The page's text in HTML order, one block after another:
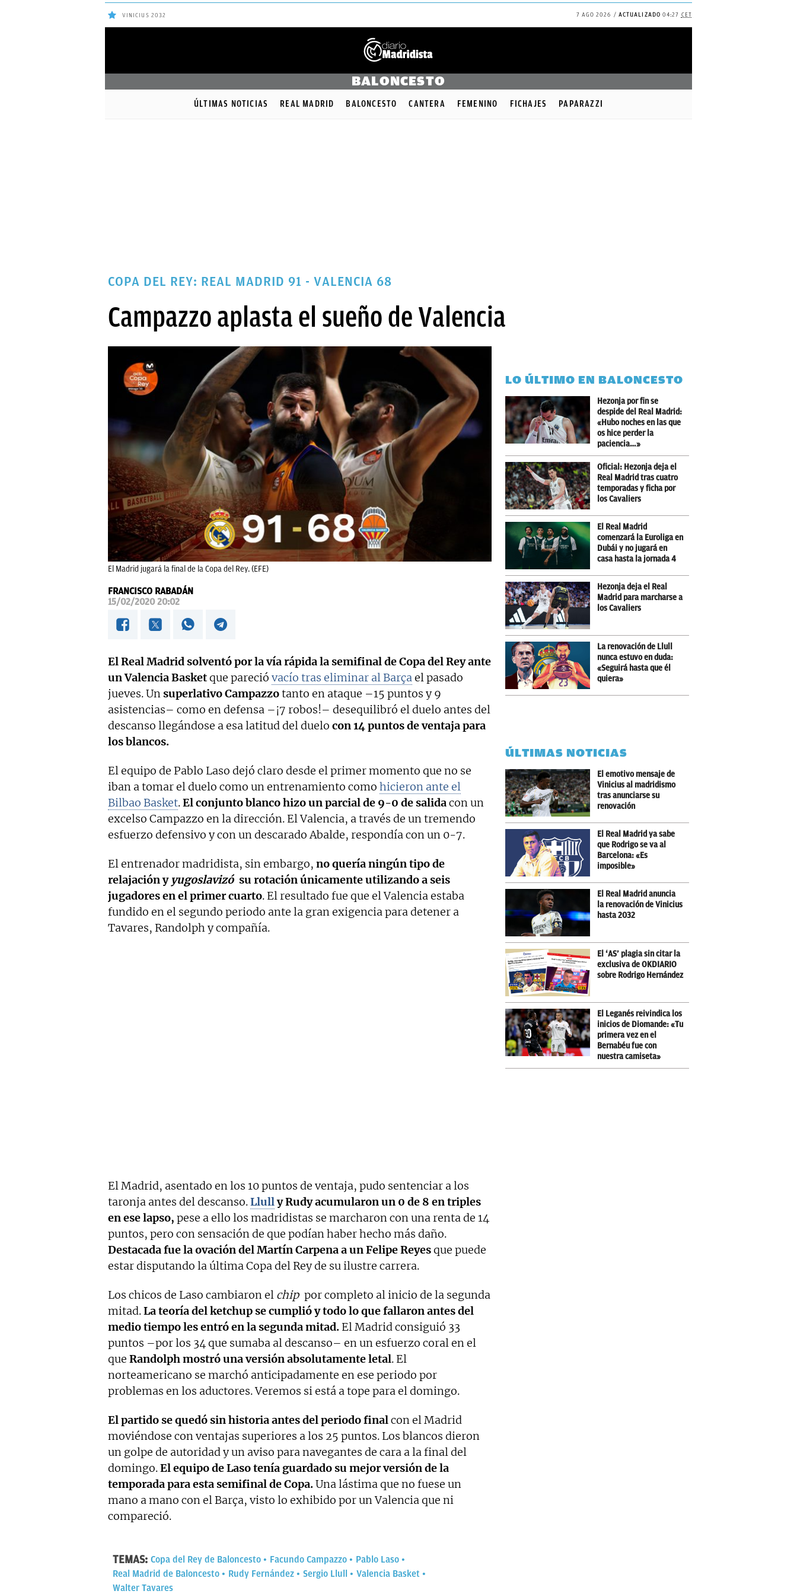
VINICIUS 2032 7 AGO 2026 ACTUALIZADO 04:27 CET
ÚLTIMAS
PAPARAZZI
BALONCESTO
ÚLTIMAS NOTICIAS REAL MADRID BALONCESTO CANTERA FEMENINO FICHAJES PAPARAZZI
COPA DEL REY: REAL MADRID 91 - VALENCIA 68
Campazzo aplasta el sueño de Valencia
El Madrid jugará la final de la Copa del Rey. (EFE)
FRANCISCO RABADÁN
15/02/2020 20:02
El Real Madrid solventó por la vía rápida la semifinal de Copa del Rey ante
un Valencia Basketque pareció vacío tras eliminar al Barçael pasado
jueves. Unsuperlativo Campazzotanto en ataque –15 puntos y 9
asistencias– como en defensa –¡7 robos!– desequilibró el duelo antes del
descanso llegándose a esa latitud del duelo con 14 puntos de ventaja para
los blancos.
El equipo de Pablo Laso dejó claro desde el primer momento que no se
iban a tomar el duelo como un entrenamiento como hicieron ante el
Bilbao Basket.El conjunto blanco hizo un parcial de 9-0 de salidacon un
excelso Campazzo en la dirección. El Valencia, a través de un tremendo
esfuerzo defensivo y con un descarado Abalde, respondía con un 0-7.
El entrenador madridista, sin embargo, no quería ningún tipo de
relajación y yugoslavizó su rotación únicamente utilizando a seis
jugadores en el primer cuarto. El resultado fue que el Valencia estaba
fundido en el segundo periodo ante la gran exigencia para detener a
Tavares, Randolph y compañía.
El Madrid, asentado en los 10 puntos de ventaja, pudo sentenciar a los
taronja antes del descanso.Llully Rudy acumularon un 0 de 8 en triples
en ese lapso, pese a ello los madridistas se marcharon con una renta de 14
puntos, pero con sensación de que podían haber hecho más daño.
Destacada fue la ovación del Martín Carpena a un Felipe Reyesque puede
estar disputando la última Copa del Rey de su ilustre carrera.
Los chicos de Laso cambiaron el chip por completo al inicio de la segunda
mitad.La teoría del ketchup se cumplió y todo lo que fallaron antes del
medio tiempo les entró en la segunda mitad. El Madrid consiguió 33
puntos –por los 34 que sumaba al descanso– en un esfuerzo coral en el
que Randolph mostró una versión absolutamente letal. El
norteamericano se marchó anticipadamente en ese periodo por
problemas en los aductores. Veremos si está a tope para el domingo.
El partido se quedó sin historia antes del periodo finalcon el Madrid
moviéndose con ventajas superiores a los 25 puntos. Los blancos dieron
un golpe de autoridad y un aviso para navegantes de cara a la final del
domingo.El equipo de Laso tenía guardado su mejor versión de la
temporada para esta semifinal de Copa.Una lástima que no fuese un
mano a mano con el Barça, visto lo exhibido por un Valencia que ni
compareció.
TEMAS: Copa del Rey de Baloncesto Facundo Campazzo
Pablo Laso
Real Madrid de Baloncesto
Rudy Fernández Sergio Llull
Valencia Basket
Walter Tavares
LO ÚLTIMO EN BALONCESTO
Hezonja por fin se
despide del Real Madrid:
«Hubo noches en las que
os hice perder la
paciencia…»
Oficial: Hezonja deja el
Real Madrid tras cuatro
temporadas y ficha por
los Cavaliers
El Real Madrid
comenzará la Euroliga en
Dubái y no jugará en
casa hasta la jornada 4
Hezonja deja el Real
Madrid para marcharse a
los Cavaliers
La renovación de Llull
nunca estuvo en duda:
«Seguirá hasta que él
quiera»
ÚLTIMAS NOTICIAS
El emotivo mensaje de
Vinicius al madridismo
tras anunciarse su
renovación
El Real Madrid ya sabe
que Rodrigo se va al
Barcelona: «Es
imposible»
El Real Madrid anuncia
la renovación de Vinicius
hasta 2032
El ‘AS’ plagia sin citar la
exclusiva de OKDIARIO
sobre Rodrigo Hernández
El Leganés reivindica los
inicios de Diomande: «Tu
primera vez en el
Bernabéu fue con
nuestra camiseta»